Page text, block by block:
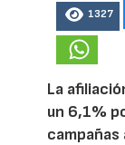
1327
La
un 6,1%